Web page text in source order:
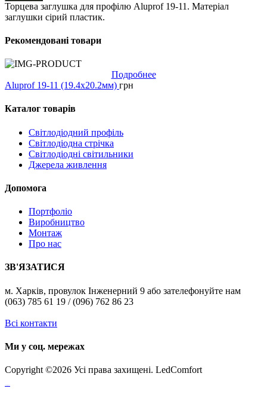
Торцева заглушка для профілю Aluprof 19-11. Матеріал
заглушки сірий пластик.
Рекомендовані товари
Подробнее
Aluprof 19-11 (19.4х20.2мм) грн
Каталог товарів
Світлодіодний профіль
Світлодіодна стрічка
Світлодіодні світильники
Джерела живлення
Допомога
Портфоліо
Виробництво
Монтаж
Про нас
ЗВ'ЯЗАТИСЯ
м. Харків, провулок Інженерний 9 або зателефонуйте нам
(063) 785 61 19 / (096) 762 86 23
Всі контакти
Ми у соц. мережах
Copyright ©2026 Усі права захищені. LedComfort